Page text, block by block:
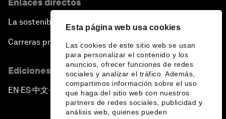
Esta página web usa cookies
Las cookies de este sitio web se usan
para personalizar el contenido y los
anuncios, ofrecer funciones de redes
sociales y analizar el tráfico. Además,
compartimos información sobre el uso
que haga del sitio web con nuestros
partners de redes sociales, publicidad y
análisis web, quienes pueden
Enlaces directos
La sostenibilidad en el Foro
Carreras profesionales
Ediciones en otros idiomas
EN ▪ES▪中文▪ 日本語